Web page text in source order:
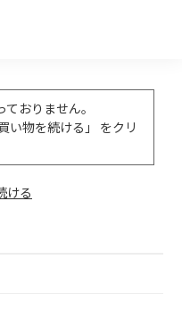
おりません。
い物を続ける」 をクリ
ける